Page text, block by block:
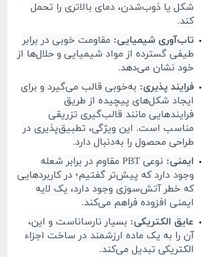
شکل یا ذوب‌شدن، دمای بالاتری را تحمل
کند.
تاب‌آوری شیمیایی: مقاومت خوبی در برابر
طیفی گسترده از مواد شیمیایی و حلال‌ها از
خود نشان می‌دهد.
فرایند پذیری: به‌خوبی قالب می‌گیرد و برای
ایجاد شکل‌های پیچیده از طریق
فرایندهایی مانند قالب‌گیری تزریقی
مناسب است. این ویژگی، تطبیق‌پذیری در
طراحی محصول را به‌دنبال دارد.
ایمنی: نوعی PBT مقاوم در برابر شعله
وجود دارد که پیش‌تر گفتیم؛ در کاربردهایی
که خطر آتش‌سوزی وجود دارد، یک لایه
ایمنی افزوده فراهم می‌کند.
عایق الکتریکی: بسیار نارساناست و این،
آن را به یک ماده ارزشمند در ساخت اجزاء
الکتریکی تبدیل می‌کند.